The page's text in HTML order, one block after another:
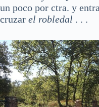
un poco por ctra. y
cruzar el robledal . . .